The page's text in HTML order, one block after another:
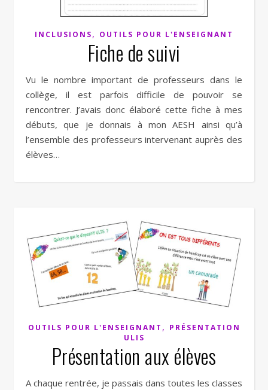
INCLUSIONS, OUTILS POUR L'ENSEIGNANT
Fiche de suivi
Vu le nombre important de professeurs dans le
collège, il est parfois difficile de pouvoir se
rencontrer. J’avais donc élaboré cette fiche à mes
débuts, que je donnais à mon AESH ainsi qu’à
l’ensemble des professeurs intervenant auprès des
élèves…
OUTILS POUR L'ENSEIGNANT , PRÉSENTATION
ULIS
Présentation aux élèves
A chaque rentrée, je passais dans toutes les classes